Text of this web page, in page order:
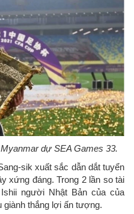
dự SEA Games 33.
sik xuất sắc dẫn dắt tuyển
xứng đáng. Trong 2 lần so tài
người Nhật Bản của của
giành thắng lợi ấn tượng.